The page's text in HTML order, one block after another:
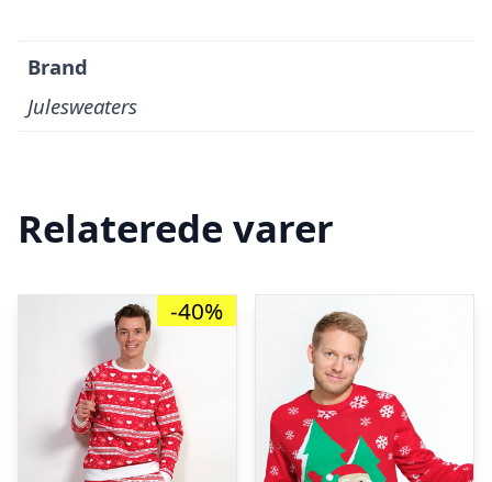
Brand
Julesweaters
Relaterede varer
-40%